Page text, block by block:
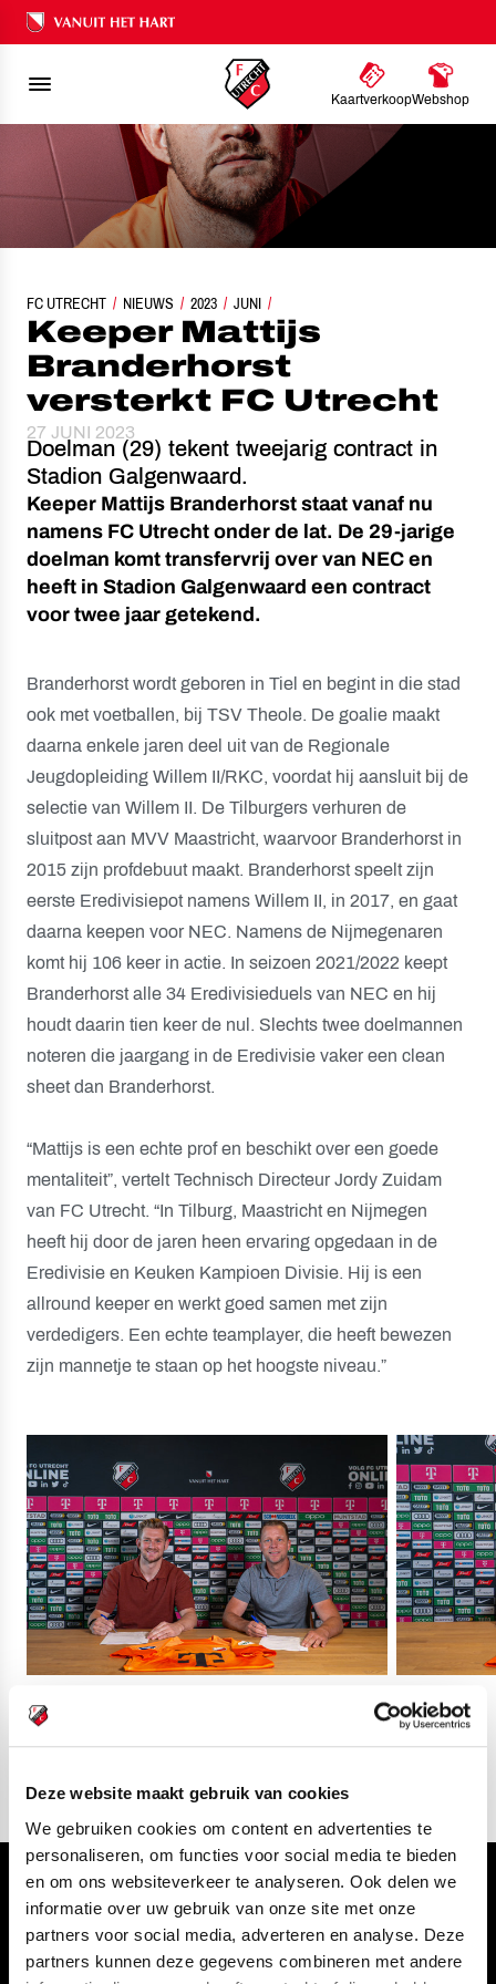
Deze website maakt gebruik van cookies
We gebruiken cookies om content en advertenties te
personaliseren, om functies voor social media te bieden
en om ons websiteverkeer te analyseren. Ook delen we
informatie over uw gebruik van onze site met onze
partners voor social media, adverteren en analyse. Deze
partners kunnen deze gegevens combineren met andere
Ons nalatenschap
KaartverkoopWebshop
FC UTRECHT NIEUWS 2023 JUNI
KEEPER MATTIJS BRANDERHORST VERSTERKT FC UTRECHT
Keeper Mattijs
Branderhorst
versterkt FC Utrecht
27 JUNI 2023
Doelman (29) tekent tweejarig contract in
Stadion Galgenwaard.
Keeper Mattijs Branderhorst staat vanaf nu
namens FC Utrecht onder de lat. De 29-jarige
doelman komt transfervrij over van NEC en
heeft in Stadion Galgenwaard een contract
voor twee jaar getekend.
Branderhorst wordt geboren in Tiel en begint in die stad
ook met voetballen, bij TSV Theole. De goalie maakt
daarna enkele jaren deel uit van de Regionale
Jeugdopleiding Willem II/RKC, voordat hij aansluit bij de
selectie van Willem II. De Tilburgers verhuren de
sluitpost aan MVV Maastricht, waarvoor Branderhorst in
2015 zijn profdebuut maakt. Branderhorst speelt zijn
eerste Eredivisiepot namens Willem II, in 2017, en gaat
daarna keepen voor NEC. Namens de Nijmegenaren
komt hij 106 keer in actie. In seizoen 2021/2022 keept
Branderhorst alle 34 Eredivisieduels van NEC en hij
houdt daarin tien keer de nul. Slechts twee doelmannen
noteren die jaargang in de Eredivisie vaker een clean
sheet dan Branderhorst.
“Mattijs is een echte prof en beschikt over een goede
mentaliteit”, vertelt Technisch Directeur Jordy Zuidam
van FC Utrecht. “In Tilburg, Maastricht en Nijmegen
heeft hij door de jaren heen ervaring opgedaan in de
Eredivisie en Keuken Kampioen Divisie. Hij is een
allround keeper en werkt goed samen met zijn
verdedigers. Een echte teamplayer, die heeft bewezen
zijn mannetje te staan op het hoogste niveau.”
04
Volg ons ook via